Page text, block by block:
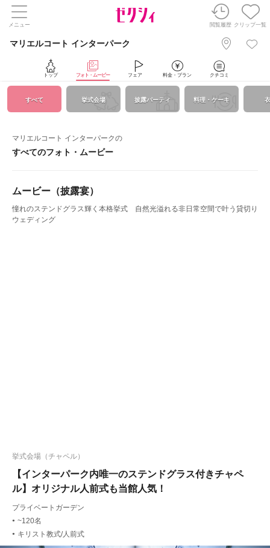
メニュー 閲覧履歴 クリップ一覧
マリエルコート インターパーク
トップ フォト・ムービー フェア 料金・プラン クチコミ
すべて 挙式会場 披露パーティ 料理・ケーキ
マリエルコート インターパークの
すべてのフォト・ムービー
ムービー（披露宴）
憧れのステンドグラス輝く本格挙式 自然光溢れる非日常空間で叶う貸切り
ウェディング
【インターパーク内唯一のステンドグラス付きチャペ
ル】オリジナル人前式も当館人気！
挙式会場（チャペル）
プライベートガーデン
● ~120名
● キリスト教式/人前式